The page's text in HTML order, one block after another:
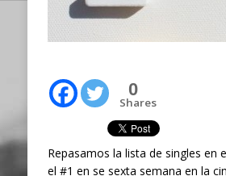
0
Shares
Repasamos la lista de singles en
el #1 en se sexta semana en la